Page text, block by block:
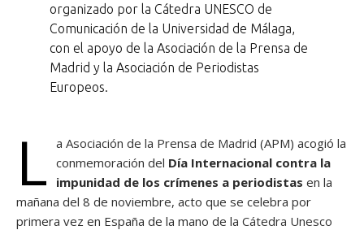
organizado por la Cátedra UNESCO de
Comunicación de la Universidad de Málaga,
con el apoyo de la Asociación de la Prensa de
Madrid y la Asociación de Periodistas
Europeos.
L a Asociación de la Prensa de Madrid (APM) acogió la
conmemoración del Día Internacional contra la
impunidad de los crímenes a periodistas en la
mañana del 8 de noviembre, acto que se celebra por
primera vez en España de la mano de la Cátedra Unesco